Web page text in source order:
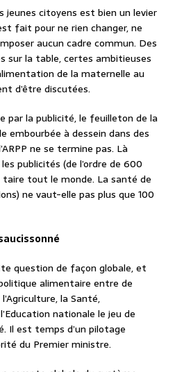
jeunes citoyens est bien un levier
fait pour ne rien changer, ne
aucun cadre commun. Des
sur la table, certes ambitieuses
de la maternelle au
d’être discutées.
par la publicité, le feuilleton de la
embourbée à dessein dans des
ne se termine pas. Là
publicités (de l’ordre de 600
taire tout le monde. La santé de
ne vaut-elle pas plus que 100
question de façon globale, et
alimentaire entre de
la Santé,
nationale le jeu de
Il est temps d’un pilotage
du Premier ministre.